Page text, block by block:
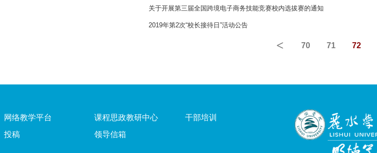
关于开展第三届全国跨境电子商务技能竞赛校内选拔赛的通知
2019年第2次“校长接待日”活动公告
< 70 71 72
网络教学平台 课程思政教研中心
干部培训
投稿
领导信箱